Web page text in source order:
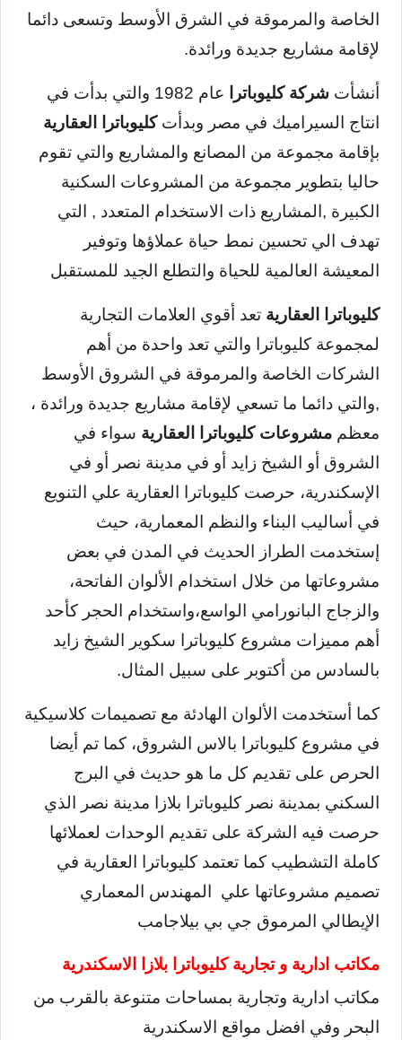
الخاصة والمرموقة في الشرق الأوسط وتسعى دائما
لإقامة مشاريع جديدة ورائدة.
أنشأت شركة كليوباترا
عام 1982 والتي بدأت في
انتاج السيراميك في مصر وبدأت كليوباترا العقارية
بإقامة مجموعة من المصانع والمشاريع والتي تقوم
حاليا بتطوير مجموعة من المشروعات السكنية
الكبيرة ,المشاريع ذات الاستخدام المتعدد , التي
تهدف الي تحسين نمط حياة عملاؤها وتوفير
المعيشة العالمية للحياة والتطلع الجيد للمستقبل
كليوباترا العقارية تعد أقوي العلامات التجارية
لمجموعة كليوباترا والتي تعد واحدة من أهم
الشركات الخاصة والمرموقة في الشروق الأوسط
,والتي دائما ما تسعي لإقامة مشاريع جديدة ورائدة ،
معظم مشروعات كليوباترا العقارية سواء في
الشروق أو الشيخ زايد أو في مدينة نصر أو في
الإسكندرية، حرصت كليوباترا العقارية علي التنويع
في أساليب البناء والنظم المعمارية، حيث
إستخدمت الطراز الحديث في المدن في بعض
مشروعاتها من خلال استخدام الألوان الفاتحة،
والزجاج البانورامي الواسع،واستخدام الحجر كأحد
أهم مميزات مشروع كليوباترا سكوير الشيخ زايد
بالسادس من أكتوبر على سبيل المثال.
كما أستخدمت الألوان الهادئة مع تصميمات كلاسيكية
في مشروع كليوباترا بالاس الشروق، كما تم أيضا
الحرص على تقديم كل ما هو حديث في البرج
السكني بمدينة نصر كليوباترا بلازا مدينة نصر الذي
حرصت فيه الشركة على تقديم الوحدات لعملائها
كاملة التشطيب كما تعتمد كليوباترا العقارية في
تصميم مشروعاتها علي المهندس المعماري
الإيطالي المرموق جي بي بيلاجامب
مكاتب ادارية و تجارية كليوباترا بلازا الاسكندرية
مكاتب ادارية وتجارية بمساحات متنوعة بالقرب من
البحر وفي افضل مواقع الاسكندرية